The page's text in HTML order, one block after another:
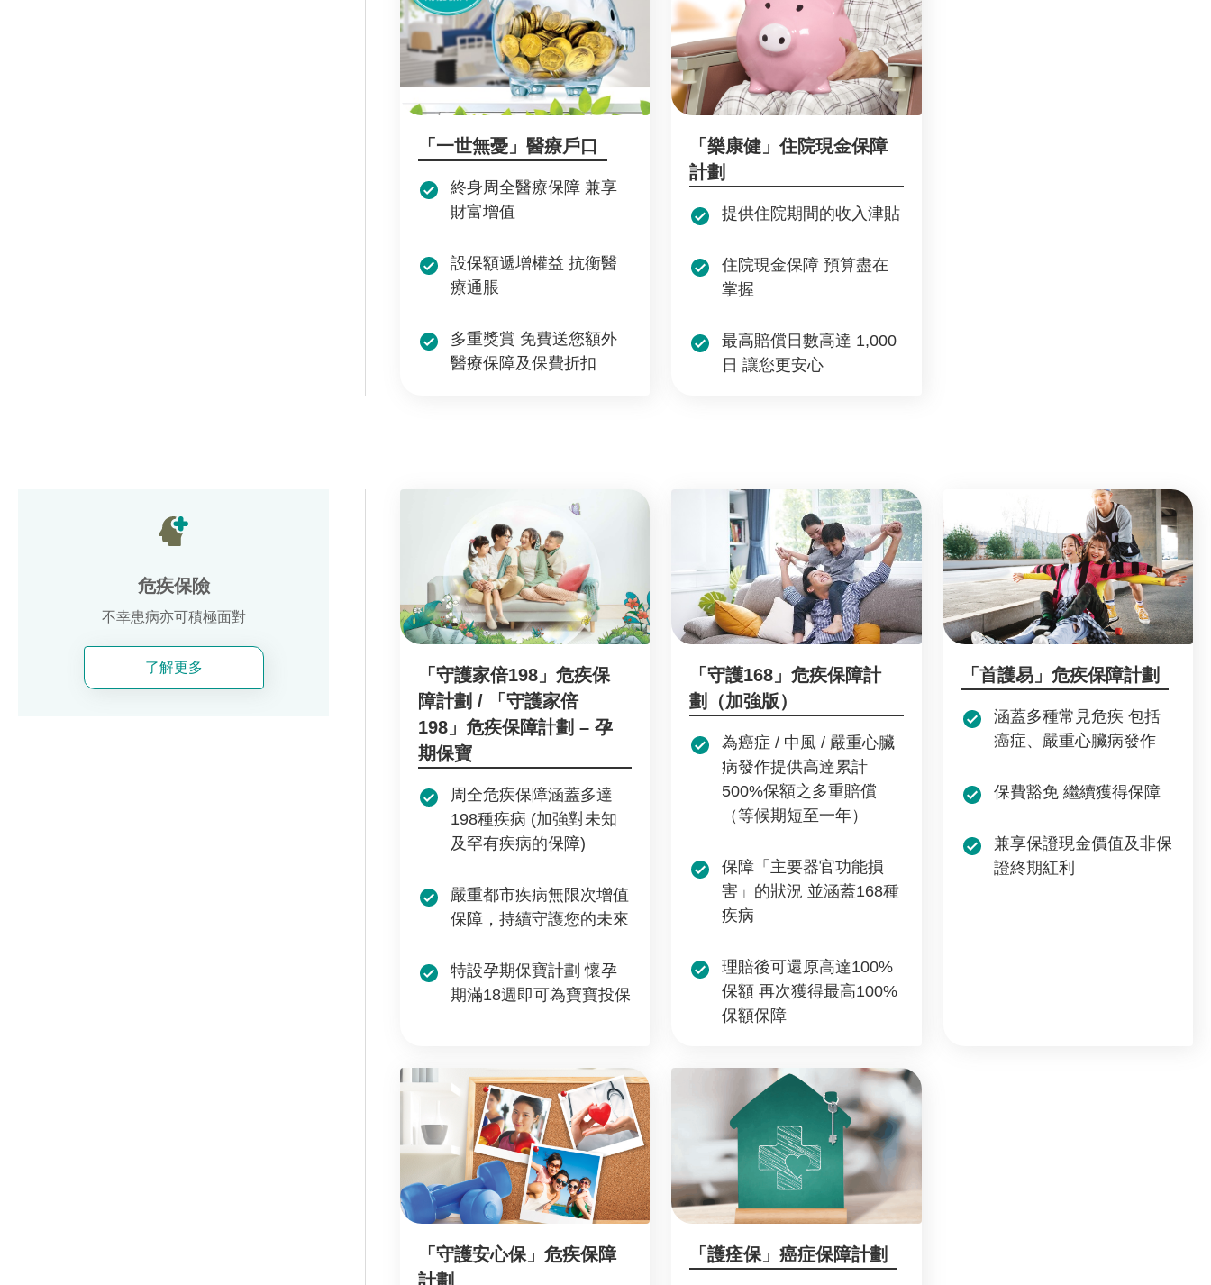
「一世無憂」醫療戶口
終身周全醫療保障 兼享
財富增值
設保額遞增權益 抗衡醫
療通脹
多重獎賞 免費送您額外
醫療保障及保費折扣
「樂康健」住院現金保障
計劃
提供住院期間的收入津貼
住院現金保障 預算盡在
掌握
最高賠償日數高達 1,000
日 讓您更安心
危疾保險
不幸患病亦可積極面對
了解更多
「守護家倍198」危疾保
障計劃 / 「守護家倍
198」危疾保障計劃 – 孕
期保寶
周全危疾保障涵蓋多達
198種疾病 (加強對未知
及罕有疾病的保障)
嚴重都市疾病無限次增值
保障，持續守護您的未來
特設孕期保寶計劃 懷孕
期滿18週即可為寶寶投保
「守護168」危疾保障計
劃（加強版）
為癌症 / 中風 / 嚴重心臟
病發作提供高達累計
500%保額之多重賠償
（等候期短至一年）
保障「主要器官功能損
害」的狀況 並涵蓋168種
疾病
理賠後可還原高達100%
保額 再次獲得最高100%
保額保障
「首護易」危疾保障計劃
涵蓋多種常見危疾 包括
癌症、嚴重心臟病發作
保費豁免 繼續獲得保障
兼享保證現金價值及非保
證終期紅利
「守護安心保」危疾保障
計劃
「護痊保」癌症保障計劃